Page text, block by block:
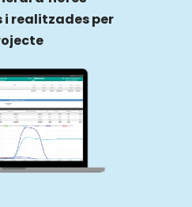
realitzades per